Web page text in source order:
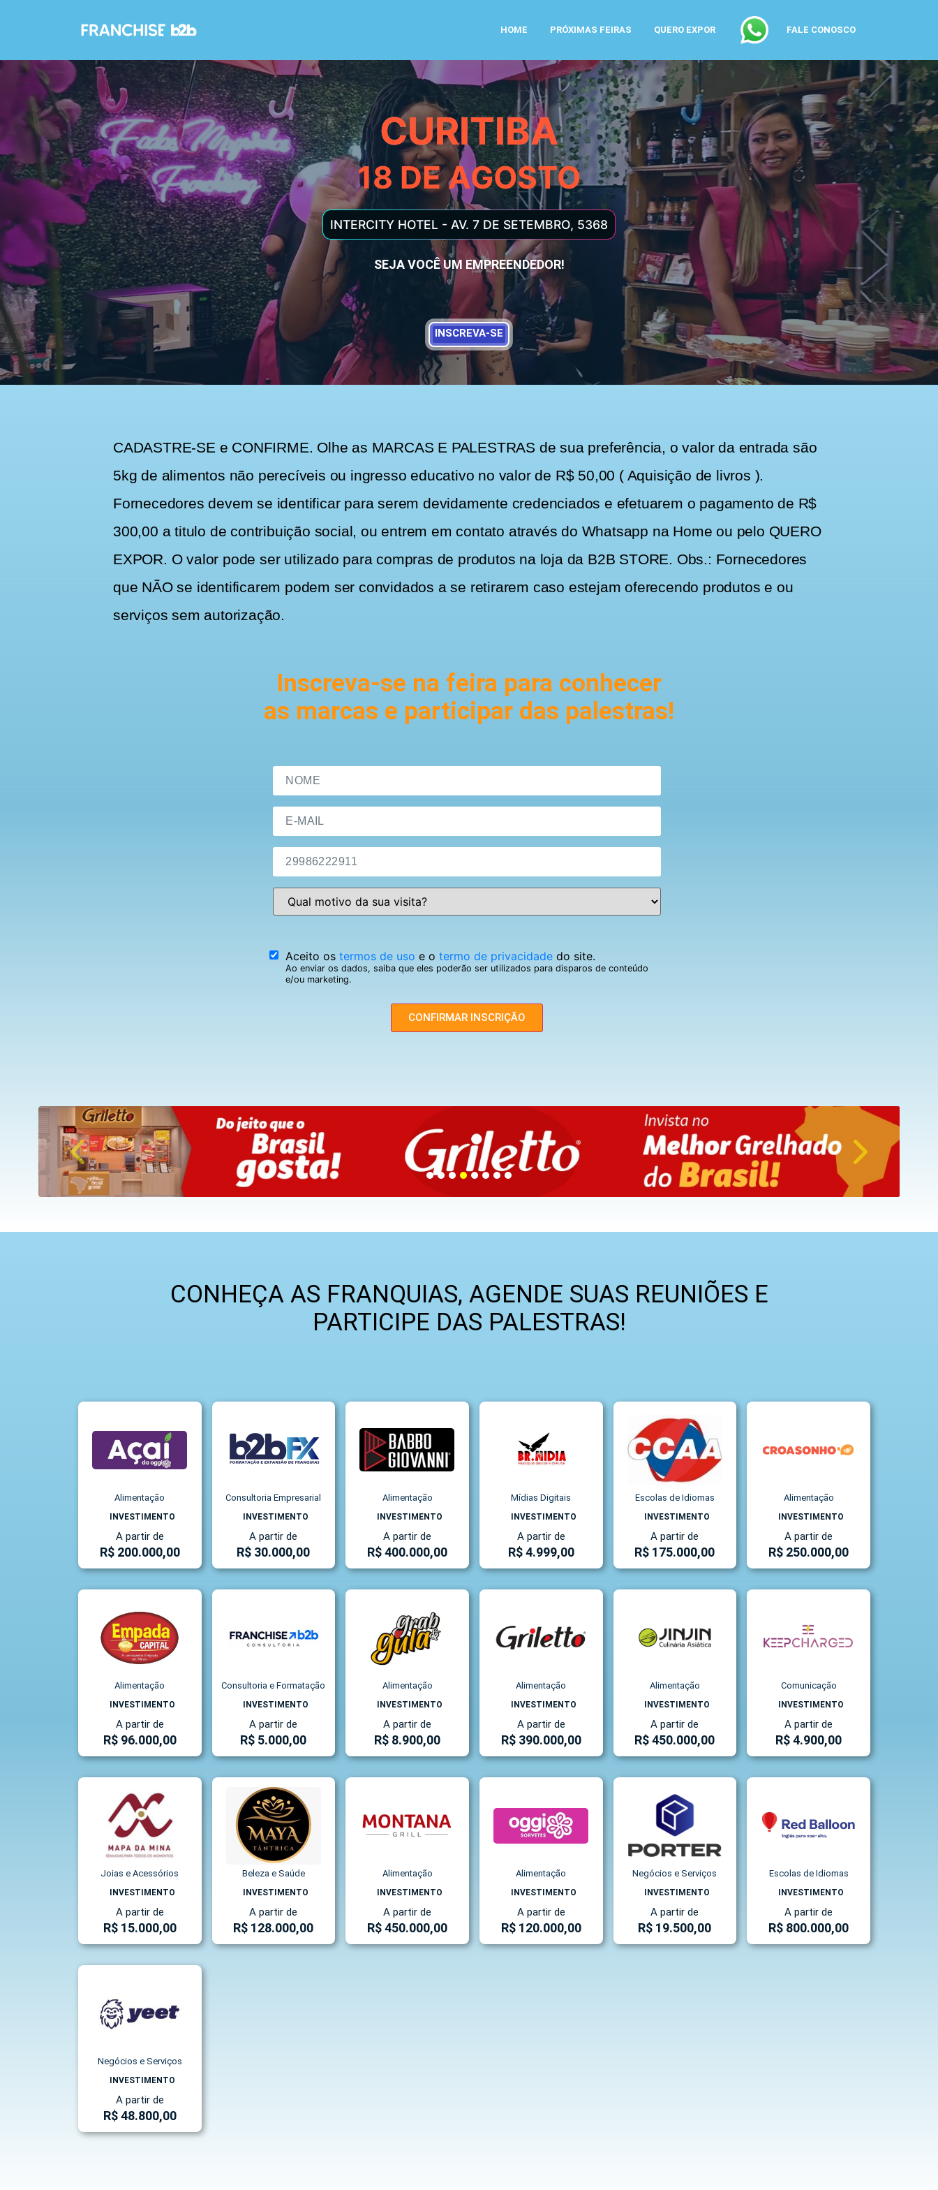
HOME PRÓXIMAS FEIRAS QUERO EXPOR FALE CONOSCO
CURITIBA
18 DE AGOSTO
INTERCITY HOTEL - AV. 7 DE SETEMBRO, 5368
SEJA VOCÊ UM EMPREENDEDOR!
INSCREVA-SE
CADASTRE-SE e CONFIRME. Olhe as MARCAS E PALESTRAS de sua preferência, o valor da entrada são
5kg de alimentos não perecíveis ou ingresso educativo no valor de R$ 50,00 ( Aquisição de livros ).
Fornecedores devem se identificar para serem devidamente credenciados e efetuarem o pagamento de R$
300,00 a titulo de contribuição social, ou entrem em contato através do Whatsapp na Home ou pelo QUERO
EXPOR. O valor pode ser utilizado para compras de produtos na loja da B2B STORE. Obs.: Fornecedores
que NÃO se identificarem podem ser convidados a se retirarem caso estejam oferecendo produtos e ou
serviços sem autorização.
Inscreva-se na feira para conhecer
as marcas e participar das palestras!
Aceito ostermos de usoe otermo de privacidadedo site.
Ao enviar os dados, saiba que eles poderão ser utilizados para disparos de conteúdo
e/ou marketing.
CONFIRMAR INSCRIÇÃO
Previous Next
CONHEÇA AS FRANQUIAS, AGENDE SUAS REUNIÕES E
PARTICIPE DAS PALESTRAS!
Alimentação
INVESTIMENTO
A partir de
R$ 200.000,00
Consultoria Empresarial
INVESTIMENTO
A partir de
R$ 30.000,00
Alimentação
INVESTIMENTO
A partir de
R$ 400.000,00
Mídias Digitais
INVESTIMENTO
A partir de
R$ 4.999,00
Escolas de Idiomas
INVESTIMENTO
A partir de
R$ 175.000,00
Alimentação
INVESTIMENTO
A partir de
R$ 250.000,00
Alimentação
INVESTIMENTO
A partir de
R$ 96.000,00
Consultoria e Formatação
INVESTIMENTO
A partir de
R$ 5.000,00
Alimentação
INVESTIMENTO
A partir de
R$ 8.900,00
Alimentação
INVESTIMENTO
A partir de
R$ 390.000,00
Alimentação
INVESTIMENTO
A partir de
R$ 450.000,00
Comunicação
INVESTIMENTO
A partir de
R$ 4.900,00
Joias e Acessórios
INVESTIMENTO
A partir de
R$ 15.000,00
Beleza e Saúde
INVESTIMENTO
A partir de
R$ 128.000,00
Alimentação
INVESTIMENTO
A partir de
R$ 450.000,00
Alimentação
INVESTIMENTO
A partir de
R$ 120.000,00
Negócios e Serviços
INVESTIMENTO
A partir de
R$ 19.500,00
Escolas de Idiomas
INVESTIMENTO
A partir de
R$ 800.000,00
Negócios e Serviços
INVESTIMENTO
A partir de
R$ 48.800,00